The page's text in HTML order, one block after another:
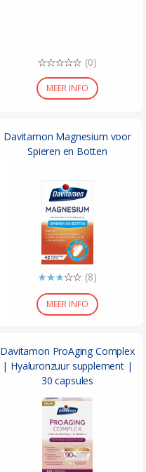
MEER INFO
(0)
Davitamon Magnesium voor
Spieren en Botten
MEER INFO
(8)
Davitamon ProAging Complex
| Hyaluronzuur supplement |
30 capsules